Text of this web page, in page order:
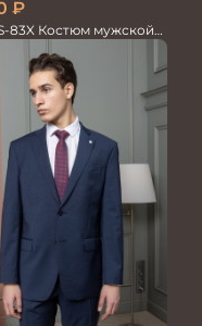
₽
83X Костюм мужской